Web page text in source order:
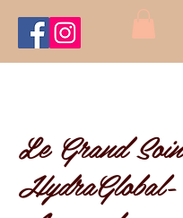
Le Grand Soin
HydraGlobal-